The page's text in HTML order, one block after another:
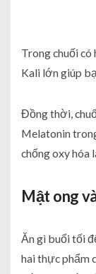
Trong chuối
Kali lớn giúp
Đồng thời,
Melatonin
chống oxy hóa
Mật ong
Ăn gì buổi tối
hai thực phẩm